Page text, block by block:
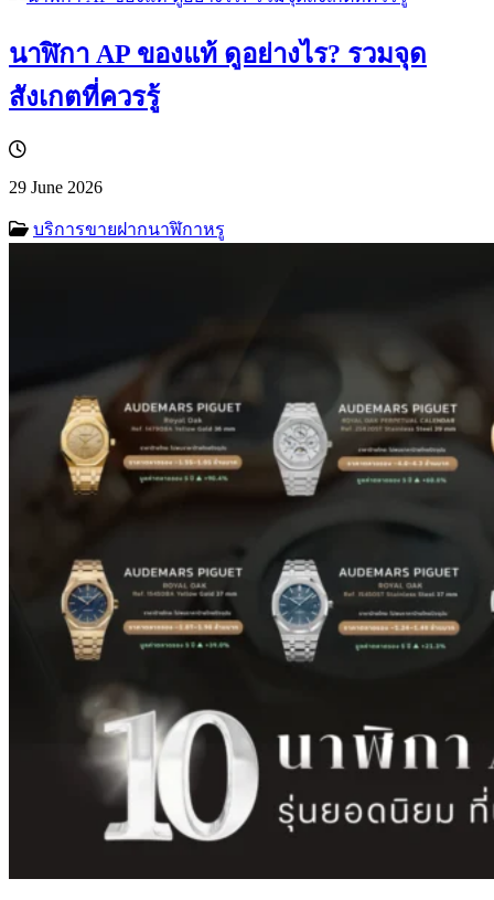
นาฬิกา AP ของแท้ ดูอย่างไร? รวมจุด
สังเกตที่ควรรู้
29 June 2026
บริการขายฝากนาฬิกาหรู